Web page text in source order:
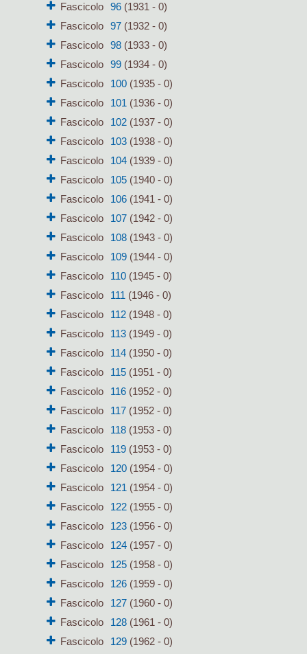
Fascicolo
96(1931 - 0)
Fascicolo
97(1932 - 0)
Fascicolo
98(1933 - 0)
Fascicolo
99(1934 - 0)
Fascicolo
100(1935 - 0)
Fascicolo
101 (1936 - 0)
Fascicolo
102(1937 - 0)
Fascicolo
103(1938 - 0)
Fascicolo
104(1939 - 0)
Fascicolo
105(1940 - 0)
Fascicolo
106(1941 - 0)
Fascicolo
107(1942 - 0)
Fascicolo
108(1943 - 0)
Fascicolo
109(1944 - 0)
Fascicolo
110(1945 - 0)
Fascicolo
111 (1946 - 0)
Fascicolo
112(1948 - 0)
Fascicolo
113(1949 - 0)
Fascicolo
114(1950 - 0)
Fascicolo
115(1951 - 0)
Fascicolo
116(1952 - 0)
Fascicolo
117(1952 - 0)
Fascicolo
118(1953 - 0)
Fascicolo
119(1953 - 0)
Fascicolo
120(1954 - 0)
Fascicolo
121 (1954 - 0)
Fascicolo
122(1955 - 0)
Fascicolo
123(1956 - 0)
Fascicolo
124(1957 - 0)
Fascicolo
125(1958 - 0)
Fascicolo
126(1959 - 0)
Fascicolo
127(1960 - 0)
Fascicolo
128(1961 - 0)
Fascicolo
129(1962 - 0)